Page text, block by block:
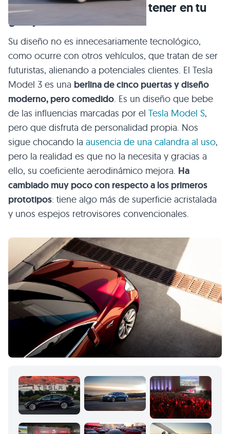
Un eléctrico que querrías tener en tu
garaje
Su diseño no es innecesariamente tecnológico,
como ocurre con otros vehículos, que tratan de ser
futuristas, alienando a potenciales clientes. El Tesla
Model 3 es una berlina de cinco puertas y diseño
moderno, pero comedido. Es un diseño que bebe
de las influencias marcadas por el Tesla Model S,
pero que disfruta de personalidad propia. Nos
sigue chocando la ausencia de una calandra al uso,
pero la realidad es que no la necesita y gracias a
ello, su coeficiente aerodinámico mejora. Ha
cambiado muy poco con respecto a los primeros
prototipos: tiene algo más de superficie acristalada
y unos espejos retrovisores convencionales.